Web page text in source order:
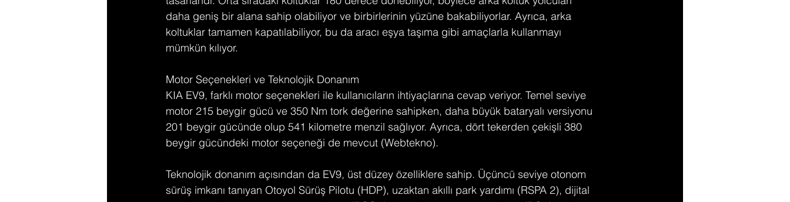
daha geniş bir alana sahip olabiliyor ve birbirlerinin yüzüne bakabiliyorlar. Ayrıca, arka
koltuklar tamamen kapatılabiliyor, bu da aracı eşya taşıma gibi amaçlarla kullanmayı
mümkün kılıyor​.
Motor Seçenekleri ve Teknolojik Donanım
KIA EV9, farklı motor seçenekleri ile kullanıcıların ihtiyaçlarına cevap veriyor. Temel seviye
motor 215 beygir gücü ve 350 Nm tork değerine sahipken, daha büyük bataryalı versiyonu
201 beygir gücünde olup 541 kilometre menzil sağlıyor. Ayrıca, dört tekerden çekişli 380
beygir gücündeki motor seçeneği de mevcut​ (Webtekno).
Teknolojik donanım açısından da EV9, üst düzey özelliklere sahip. Üçüncü seviye otonom
sürüş imkanı tanıyan Otoyol Sürüş Pilotu (HDP), uzaktan akıllı park yardımı (RSPA 2), dijital